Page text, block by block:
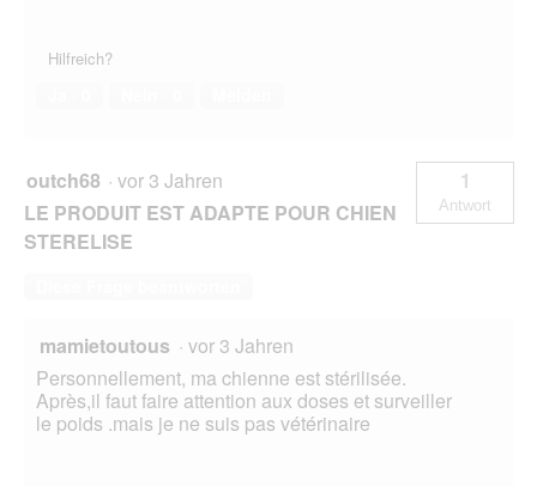
Hilfreich?
outch68 · vor 3 Jahren
LE PRODUIT EST ADAPTE POUR CHIEN
STERELISE
1
Antwort
mamietoutous · vor 3 Jahren
Personnellement, ma chienne est stérilisée.
Après,il faut faire attention aux doses et surveiller
le poids .mais je ne suis pas vétérinaire